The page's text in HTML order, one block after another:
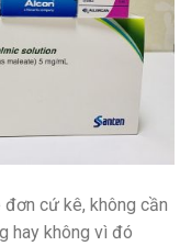
cứ kê, không cần
hay không vì đó